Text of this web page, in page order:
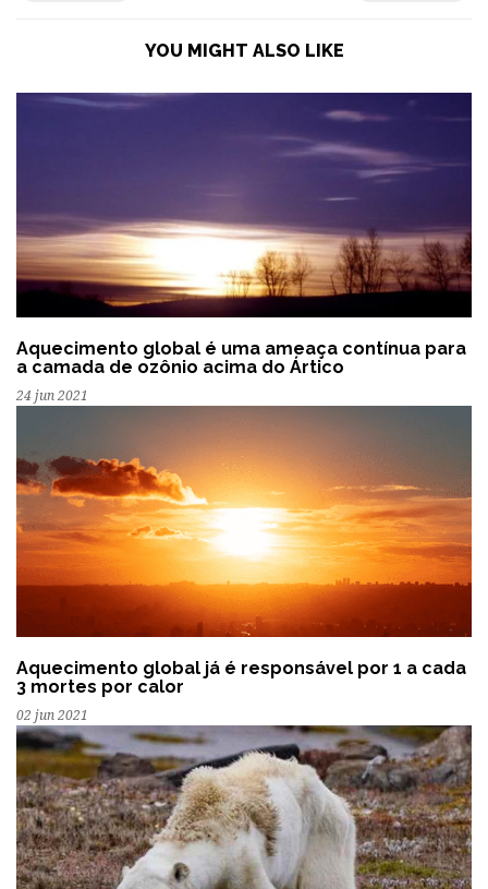
YOU MIGHT ALSO LIKE
Aquecimento global é uma ameaça contínua para
a camada de ozônio acima do Ártico
24 jun 2021
Aquecimento global já é responsável por 1 a cada
3 mortes por calor
02 jun 2021